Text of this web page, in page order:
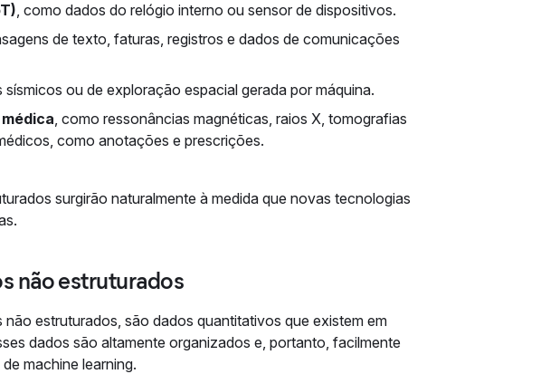
, como dados do relógio interno ou sensor de dispositivos.
de texto, faturas, registros e dados de comunicações
ou de exploração espacial gerada por máquina.
, como ressonâncias magnéticas, raios X, tomografias
como anotações e prescrições.
surgirão naturalmente à medida que novas tecnologias
não estruturados
estruturados, são dados quantitativos que existem em
dados são altamente organizados e, portanto, facilmente
machine learning.